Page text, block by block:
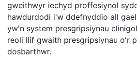
gweithwyr iechyd proffesiynol
hawdurdodi i'w ddefnyddio all
yw'n system presgripsiynau
reoli llif gwaith presgripsiynau o'r
dosbarthwr.